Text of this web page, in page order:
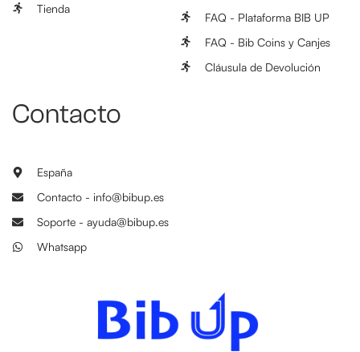
Tienda
FAQ - Plataforma BIB UP
FAQ - Bib Coins y Canjes
Cláusula de Devolución
Contacto
España
Contacto - info@bibup.es
Soporte - ayuda@bibup.es
Whatsapp